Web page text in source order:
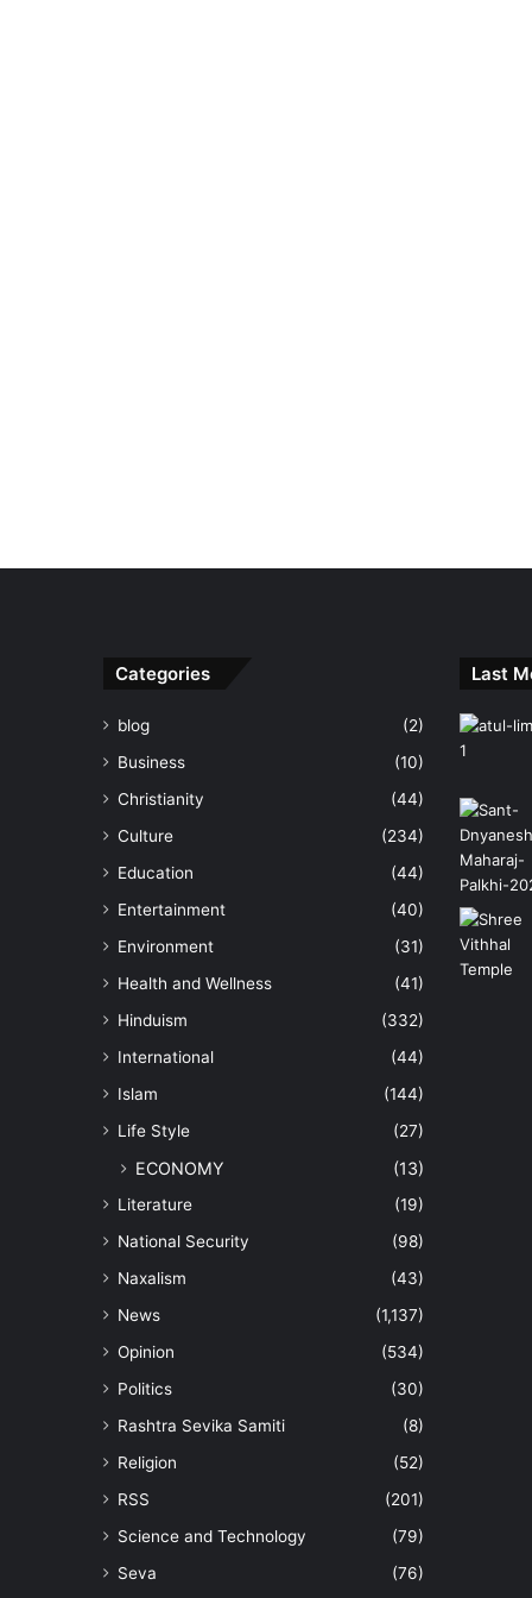
Categories
blog
(2)
Business
(10)
Christianity
(44)
Culture
(234)
Education
(44)
Entertainment
(40)
Environment
(31)
Health and Wellness
(41)
Hinduism
(332)
International
(44)
Islam
(144)
Life Style
(27)
ECONOMY (13)
Literature
(19)
National Security
(98)
Naxalism
(43)
News
(1,137)
Opinion
(534)
Politics
(30)
Rashtra Sevika Samiti
(8)
Religion
(52)
RSS
(201)
Science and Technology
(79)
Seva
(76)
Last